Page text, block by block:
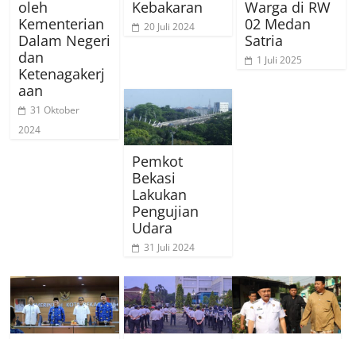
oleh
Kementerian
Dalam Negeri
dan
Ketenagakerj
aan
31 Oktober
2024
Kebakaran
20 Juli 2024
Warga di RW
02 Medan
Satria
1 Juli 2025
Pemkot
Bekasi
Lakukan
Pengujian
Udara
31 Juli 2024